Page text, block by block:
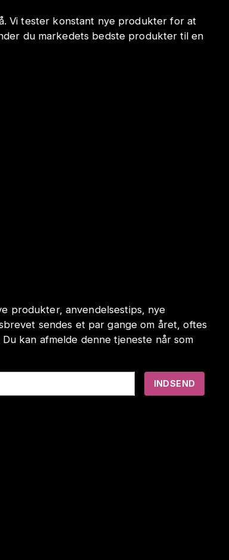
Vi tester konstant nye produkter for at
du markedets bedste produkter til en
produkter, anvendelsestips, nye
sendes et par gange om året, oftes
kan afmelde denne tjeneste når som
INDSEND